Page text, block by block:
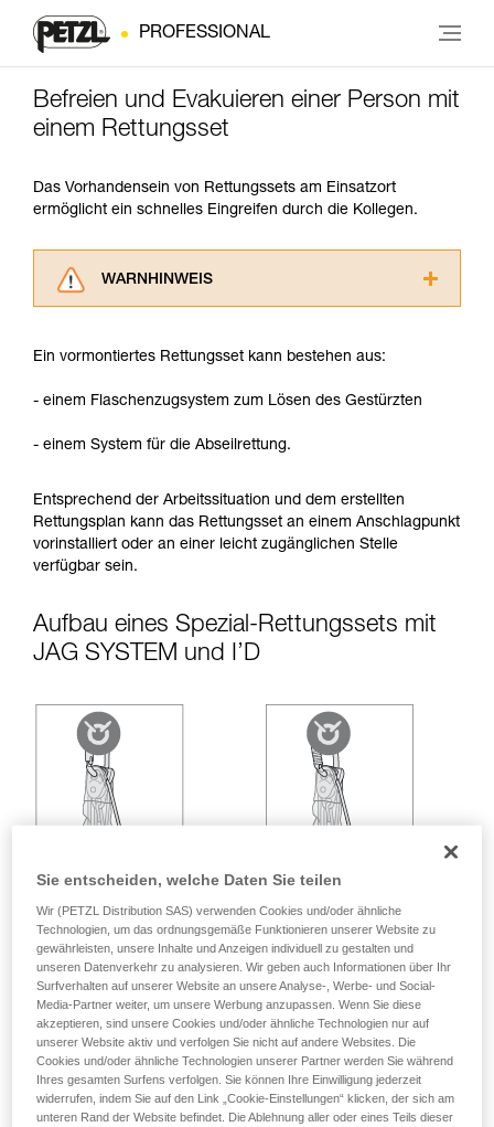
PROFESSIONAL
Befreien und Evakuieren einer Person mit
einem Rettungsset
Das Vorhandensein von Rettungssets am Einsatzort
ermöglicht ein schnelles Eingreifen durch die Kollegen.
WARNHINWEIS
aufmerksam durch, bevor Sie diesen zu Rate
verstehen zu können, müssen Sie zuerst die in
Informationen richtig verstanden haben.
entsprechende Ausbildung und ein spezielles
Training voraus. Prüfen Sie zusammen mit
einem Profi, ob Sie in der Lage sind, den
Vorgang alleine sicher zu wiederholen, bevor
verbundenen Techniken. Möglicherweise gibt es
noch andere Techniken, die hier nicht
Ein vormontiertes Rettungsset kann bestehen aus:
- einem Flaschenzugsystem zum Lösen des Gestürzten
- einem System für die Abseilrettung.
Entsprechend der Arbeitssituation und dem erstellten
Rettungsplan kann das Rettungsset an einem Anschlagpunkt
vorinstalliert oder an einer leicht zugänglichen Stelle
verfügbar sein.
Aufbau eines Spezial-Rettungssets mit
JAG SYSTEM und I’D
Sie entscheiden, welche Daten Sie teilen
Wir (PETZL Distribution SAS) verwenden Cookies und/oder ähnliche
Technologien, um das ordnungsgemäße Funktionieren unserer Website zu
gewährleisten, unsere Inhalte und Anzeigen individuell zu gestalten und
unseren Datenverkehr zu analysieren. Wir geben auch Informationen über Ihr
Surfverhalten auf unserer Website an unsere Analyse-, Werbe- und Social-
Media-Partner weiter, um unsere Werbung anzupassen. Wenn Sie diese
akzeptieren, sind unsere Cookies und/oder ähnliche Technologien nur auf
unserer Website aktiv und verfolgen Sie nicht auf andere Websites. Die
Cookies und/oder ähnliche Technologien unserer Partner werden Sie während
Ihres gesamten Surfens verfolgen. Sie können Ihre Einwilligung jederzeit
widerrufen, indem Sie auf den Link „Cookie-Einstellungen“ klicken, der sich am
unteren Rand der Website befindet. Die Ablehnung aller oder eines Teils dieser